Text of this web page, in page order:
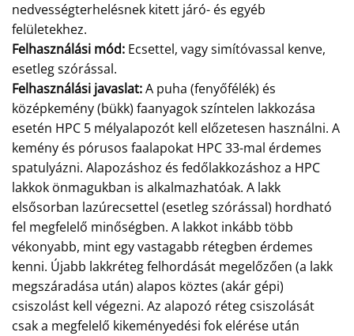
nedvességterhelésnek kitett járó- és egyéb
felületekhez.
Felhasználási mód: Ecsettel, vagy simítóvassal kenve,
esetleg szórással.
Felhasználási javaslat:A puha (fenyőfélék) és
középkemény (bükk) faanyagok színtelen lakkozása
esetén HPC 5 mélyalapozót kell előzetesen használni. A
kemény és pórusos faalapokat HPC 33-mal érdemes
spatulyázni. Alapozáshoz és fedőlakkozáshoz a HPC
lakkok önmagukban is alkalmazhatóak. A lakk
elsősorban lazúrecsettel (esetleg szórással) hordható
fel megfelelő minőségben. A lakkot inkább több
vékonyabb, mint egy vastagabb rétegben érdemes
kenni. Újabb lakkréteg felhordását megelőzően (a lakk
megszáradása után) alapos köztes (akár gépi)
csiszolást kell végezni. Az alapozó réteg csiszolását
csak a megfelelő kikeményedési fok elérése után